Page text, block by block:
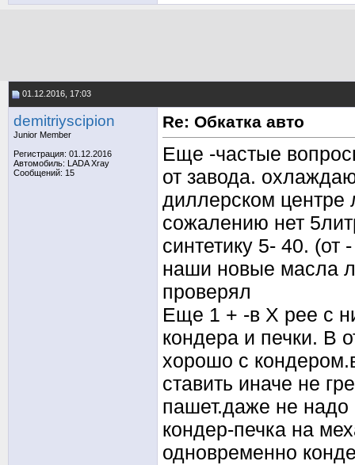
01.12.2016, 17:03
demitriyscipion
Junior Member
Регистрация: 01.12.2016
Автомобиль: LADA Xray
Сообщений: 15
Re: Обкатка авто
Еще -частые
от завода.
диллерском центре
сожалению нет
синтетику 5- 40. (от
наши новые масла
проверял
Еще 1 + -в Х рее с
кондера и печки. В
хорошо с
ставить иначе не
пашет.даже не надо
кондер-печка на
одновременно